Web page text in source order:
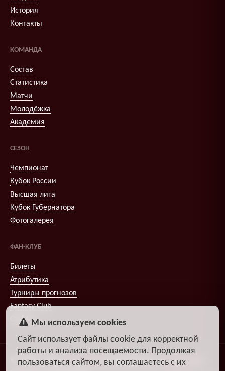
История
Контакты
КОМАНДА
Состав
Статистика
Матчи
Молодёжка
Академия
СЕЗОН
Чемпионат
Кубок России
Высшая лига
Кубок Губернатора
Фотогалерея
ФАН-КЛУБ
Билеты
Атрибутика
Турниры прогнозов
Fantasy Club
Опросы
© 2009–2026,АлександрDiosEspectroЛитвиненко
Мы используем cookies
Сайт использует файлы cookie для корректной
работы и анализа посещаемости. Продолжая
пользоваться сайтом, вы соглашаетесь с их